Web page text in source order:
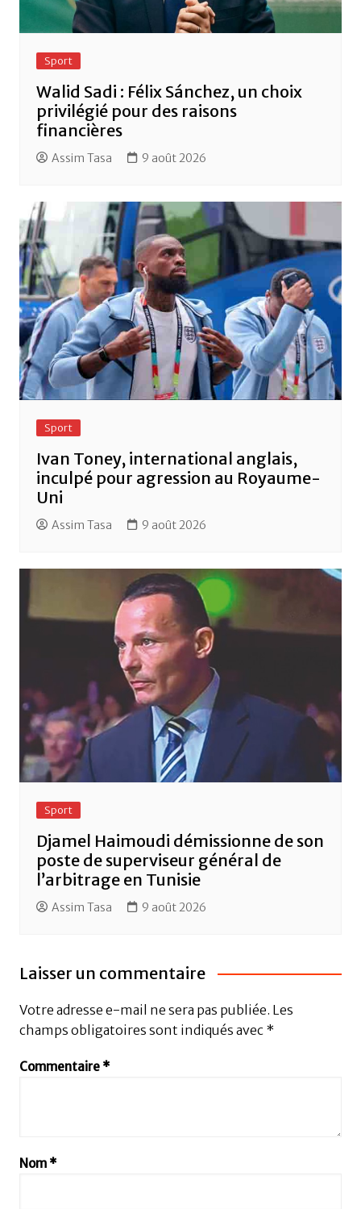
Sport
Walid Sadi : Félix Sánchez, un choix
privilégié pour des raisons
financières
Assim Tasa 9 août 2026
Sport
Ivan Toney, international anglais,
inculpé pour agression au Royaume-
Uni
Assim Tasa 9 août 2026
Sport
Djamel Haimoudi démissionne de son
poste de superviseur général de
l’arbitrage en Tunisie
Assim Tasa 9 août 2026
Laisser un commentaire
Votre adresse e-mail ne sera pas publiée. Les
champs obligatoires sont indiqués avec *
Commentaire *
Nom *